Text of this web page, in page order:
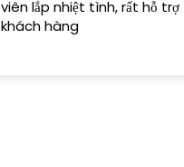
viên lắp nhiệt tình, rất hỗ trợ
khách hàng